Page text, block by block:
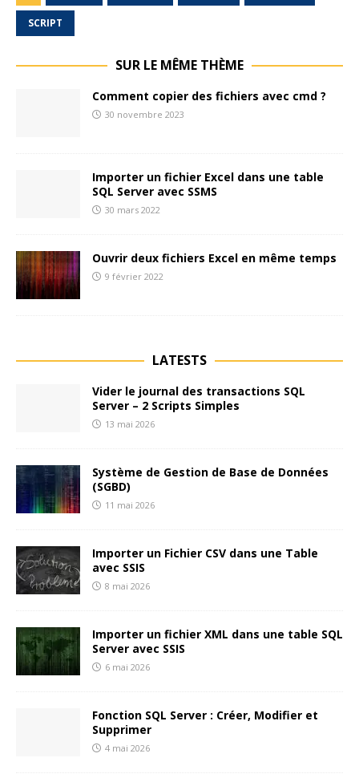
SCRIPT
SUR LE MÊME THÈME
Comment copier des fichiers avec cmd ?
30 novembre 2023
Importer un fichier Excel dans une table
SQL Server avec SSMS
30 mars 2022
Ouvrir deux fichiers Excel en même temps
9 février 2022
LATESTS
Vider le journal des transactions SQL
Server – 2 Scripts Simples
13 mai 2026
Système de Gestion de Base de Données
(SGBD)
11 mai 2026
Importer un Fichier CSV dans une Table
avec SSIS
8 mai 2026
Importer un fichier XML dans une table SQL
Server avec SSIS
6 mai 2026
Fonction SQL Server : Créer, Modifier et
Supprimer
4 mai 2026